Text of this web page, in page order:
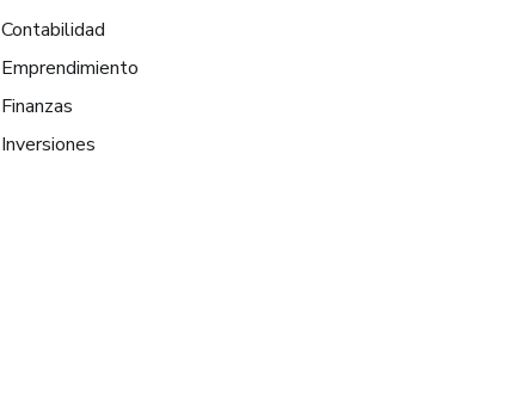
Contabilidad
Emprendimiento
Finanzas
Inversiones